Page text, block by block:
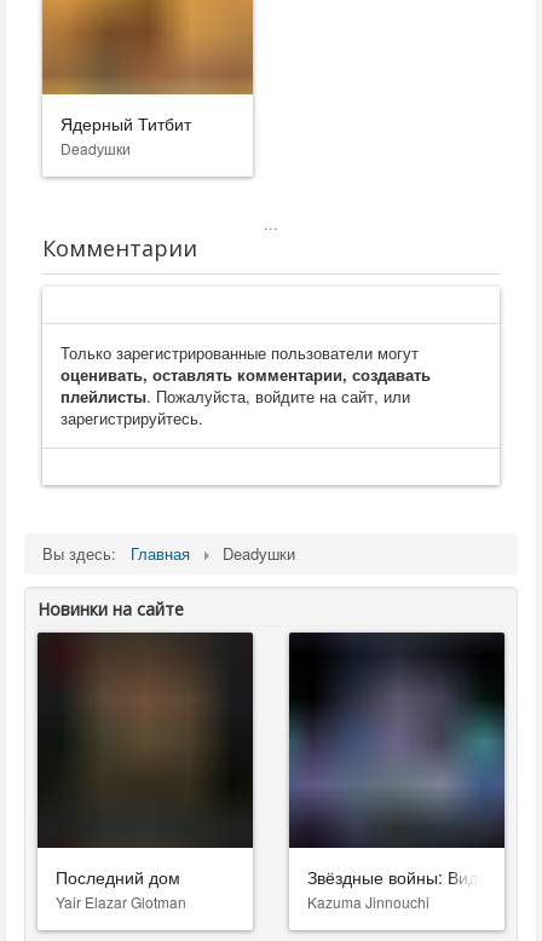
Ядерный Титбит
Deadушки
...
Комментарии
Только зарегистрированные пользователи могут
оценивать, оставлять комментарии, создавать
плейлисты. Пожалуйста, войдите на сайт, или
зарегистрируйтесь.
Вы здесь: Главная Deadушки
Новинки на сайте
Последний дом
Yair Elazar Glotman
Звёздные войны: Видения.
Kazuma Jinnouchi